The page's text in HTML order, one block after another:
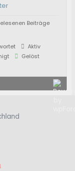
Beiträge
Aktiv
Gelöst